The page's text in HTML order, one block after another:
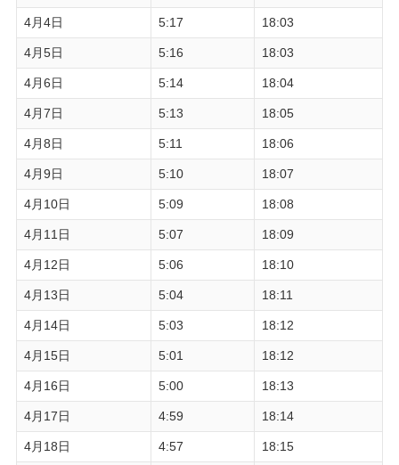
4月4日 5:17 18:03
4月5日 5:16 18:03
4月6日 5:14 18:04
4月7日 5:13 18:05
4月8日 5:11 18:06
4月9日 5:10 18:07
4月10日 5:09 18:08
4月11日 5:07 18:09
4月12日 5:06 18:10
4月13日 5:04 18:11
4月14日 5:03 18:12
4月15日 5:01 18:12
4月16日 5:00 18:13
4月17日 4:59 18:14
4月18日 4:57 18:15